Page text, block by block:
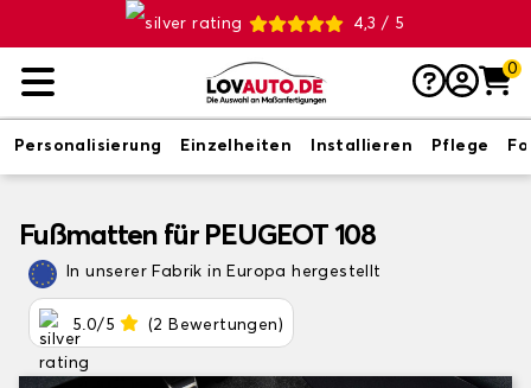
4,3 / 5
0
Personalisierung Einzelheiten Installieren Pflege
Fußmatten für PEUGEOT 108
In unserer Fabrik in Europa hergestellt
5.0/5 (2 Bewertungen)